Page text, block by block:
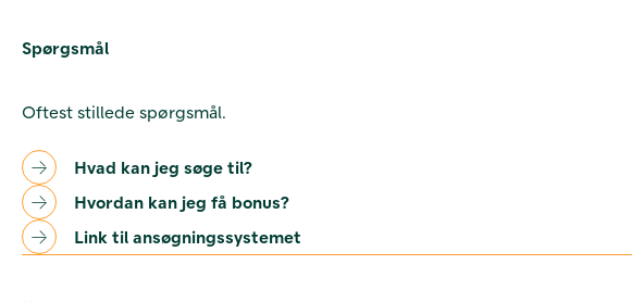
Spørgsmål
Oftest stillede spørgsmål.
Hvad kan jeg søge til?
Hvordan kan jeg få bonus?
Link til ansøgningssystemet